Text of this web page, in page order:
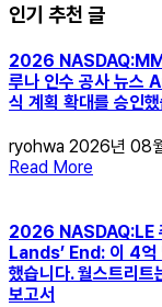
인기 추천 글
2026
루나 인수 공사 뉴스
식 계획 확대를 승인
ryohwa 2026년 08
Read More
2026 NASDAQ:LE
Lands’ End: 이 4억
했습니다. 월스트리트
보고서